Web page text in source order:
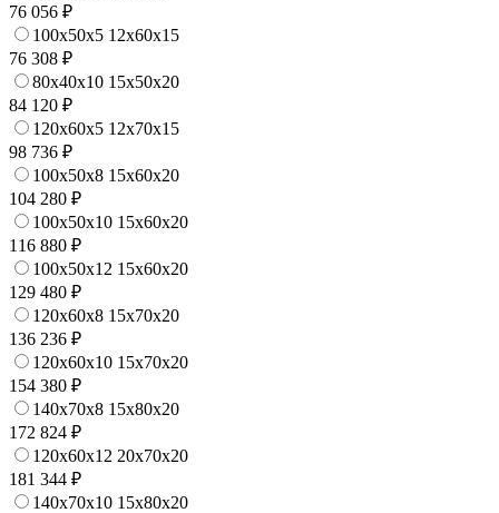
76 056 ₽
100x50x5 12x60x15
76 308 ₽
80x40x10 15x50x20
84 120 ₽
120x60x5 12x70x15
98 736 ₽
100x50x8 15x60x20
104 280 ₽
100x50x10 15x60x20
116 880 ₽
100x50x12 15x60x20
129 480 ₽
120x60x8 15x70x20
136 236 ₽
120x60x10 15x70x20
154 380 ₽
140x70x8 15x80x20
172 824 ₽
120x60x12 20x70x20
181 344 ₽
140x70x10 15x80x20